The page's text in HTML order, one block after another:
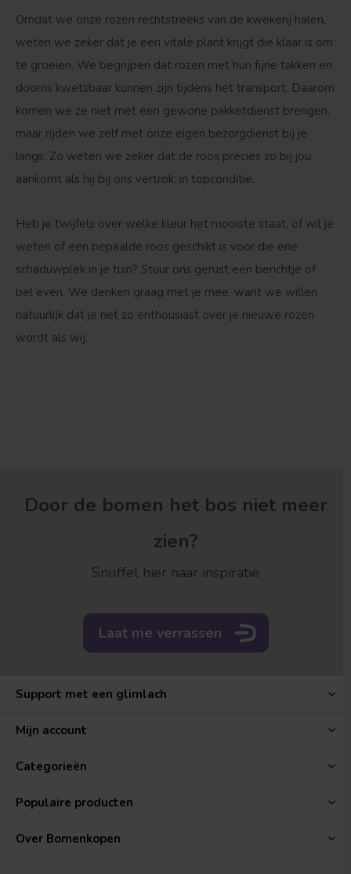
Omdat we onze rozen rechtstreeks van de kwekerij halen,
weten we zeker dat je een vitale plant krijgt die klaar is om
te groeien. We begrijpen dat rozen met hun fijne takken en
doorns kwetsbaar kunnen zijn tijdens het transport. Daarom
komen we ze niet met een gewone pakketdienst brengen,
maar rijden we zelf met onze eigen bezorgdienst bij je
langs. Zo weten we zeker dat de roos precies zo bij jou
aankomt als hij bij ons vertrok: in topconditie.
Heb je twijfels over welke kleur het mooiste staat, of wil je
weten of een bepaalde roos geschikt is voor die ene
schaduwplek in je tuin? Stuur ons gerust een berichtje of
bel even. We denken graag met je mee, want we willen
natuurlijk dat je net zo enthousiast over je nieuwe rozen
wordt als wij.
Door de bomen het bos niet meer
zien?
Snuffel hier naar inspiratie
Laat me verrassen
Support met een glimlach
Mijn account
Categorieën
Populaire producten
Over Bomenkopen